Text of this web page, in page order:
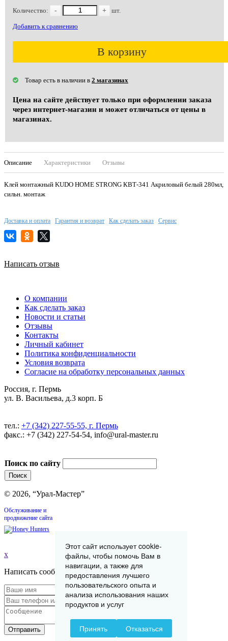
Количество: - + шт.
Добавить к сравнению
В корзину
Товар есть в наличии в 2 магазинах
Цена на сайте действует только при оформлении заказа
через интернет-магазин и может отличаться от цены в
магазинах.
Описание Характеристики Отзывы
Клей монтажный KUDO HOME STRONG КВТ-341 Акриловый белый 280мл,
сильн. монтаж
Доставка и оплата Гарантия и возврат Как сделать заказ Сервис
Написать отзыв
О компании
Как сделать заказ
Новости и статьи
Отзывы
Контакты
Личный кабинет
Политика конфиденциальности
Условия возврата
Согласие на обработку персональных данных
Россия, г. Пермь
ул. В. Васильева, д.3 корп. Б
тел.: +7 (342) 227-55-55, г. Пермь
факс.: +7 (342) 227-54-54, info@ural-master.ru
Поиск по сайту
© 2026, “Урал-Мастер”
Обслуживание и
продвижение сайта
x
Написать сообщение
Отправить
Этот сайт использует cookie-
файлы, чтобы помочь Вам в
навигации, а также для
предоставления лучшего
пользовательского опыта и
анализа использования наших
продуктов и услуг
Принять Отказаться